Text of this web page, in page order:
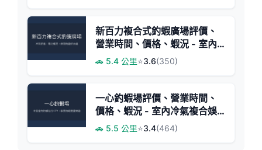
新百力複合式釣蝦廣場評價、
營業時間、價格、蝦況 - 室內
冷氣休閒釣場
🚗 5.4 公里⭐3.6(350)
一心釣蝦場評價、營業時間、
價格、蝦況 - 室內冷氣複合娛
🚗 5.5 公里⭐3.4(464)